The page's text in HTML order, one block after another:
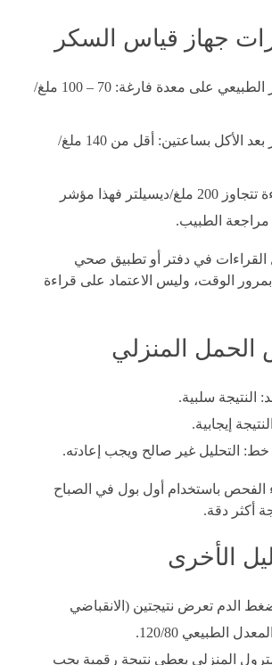
جهاز قياس السكر
مستوى السكر الطبيعي على معدة فارغة: 70 – 100 ملغ/
مستوى السكر بعد الأكل بساعتين: أقل من 140 ملغ/
إذا كانت القراءة تتجاوز 200 ملغ/ديسيلتر فهذا مؤشر
مراجعة الطبيب.
في دفتر أو تطبيق صحي
بمرور الوقت، وليس الاعتماد على قراءة
الحمل المنزلي
سلبية.
إيجابية.
التحليل غير صالح ويجب إعادته.
الفحص باستخدام أول بول في الصباح
أكثر دقة.
الأخرى
الدم تعرض نتيجتين (الانقباضي
الطبيعي 120/80.
المنزلي يعطي نتيجة رقمية يجب